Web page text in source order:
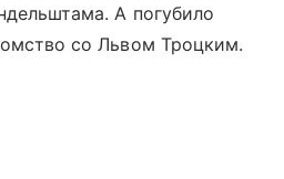
А погубило
со Львом Троцким.